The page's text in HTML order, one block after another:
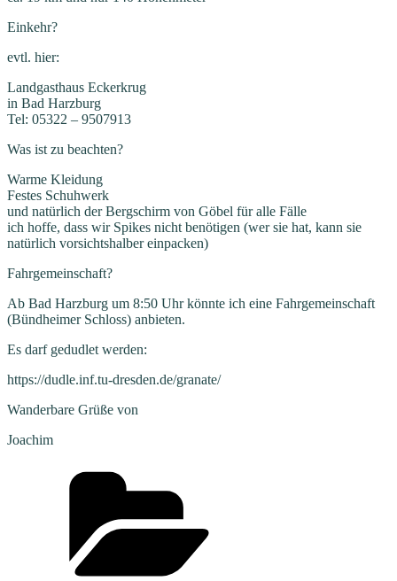
Einkehr?
evtl. hier:
Landgasthaus Eckerkrug
in Bad Harzburg
Tel: 05322 – 9507913
Was ist zu beachten?
Warme Kleidung
Festes Schuhwerk
und natürlich der Bergschirm von Göbel für alle Fälle
ich hoffe, dass wir Spikes nicht benötigen (wer sie hat, kann sie
natürlich vorsichtshalber einpacken)
Fahrgemeinschaft?
Ab Bad Harzburg um 8:50 Uhr könnte ich eine Fahrgemeinschaft
(Bündheimer Schloss) anbieten.
Es darf gedudlet werden:
https://dudle.inf.tu-dresden.de/granate/
Wanderbare Grüße von
Joachim